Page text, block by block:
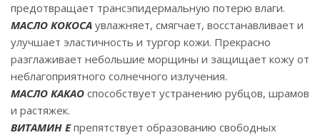
предотвращает трансэпидермальную потерю влаги.
МАСЛО КОКОСА увлажняет, смягчает, восстанавливает и
улучшает эластичность и тургор кожи. Прекрасно
разглаживает небольшие морщины и защищает кожу от
неблагоприятного солнечного излучения.
МАСЛО КАКАО способствует устранению рубцов, шрамов
и растяжек.
ВИТАМИН Епрепятствует образованию свободных